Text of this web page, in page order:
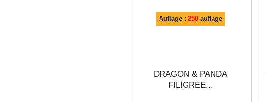
Auflage : 250auflage
DRAGON & PANDA
FILIGREE...